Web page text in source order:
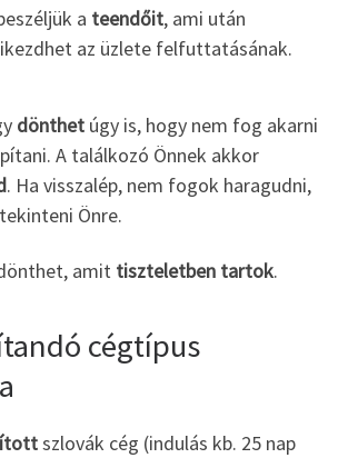
a teendőit, ami után
az üzlete felfuttatásának.
dönthet úgy is, hogy nem fog akarni
A találkozó Önnek akkor
. Ha visszalép, nem fogok haragudni,
Önre.
amit tiszteletben tartok.
cégtípus
szlovák cég (indulás kb. 25 nap